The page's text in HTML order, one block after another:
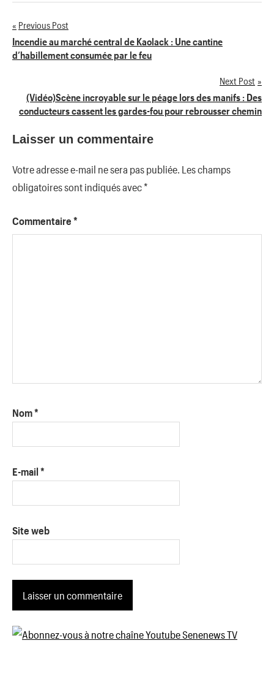
Navigation
de
Previous Post
Incendie au marché central de Kaolack : Une cantine
d’habillement consumée par le feu
Next Post
(Vidéo)Scène incroyable sur le péage lors des manifs : Des
conducteurs cassent les gardes-fou pour rebrousser chemin
Laisser un commentaire
Votre adresse e-mail ne sera pas publiée. Les champs
obligatoires sont indiqués avec*
Commentaire *
Nom*
E-mail *
Site web